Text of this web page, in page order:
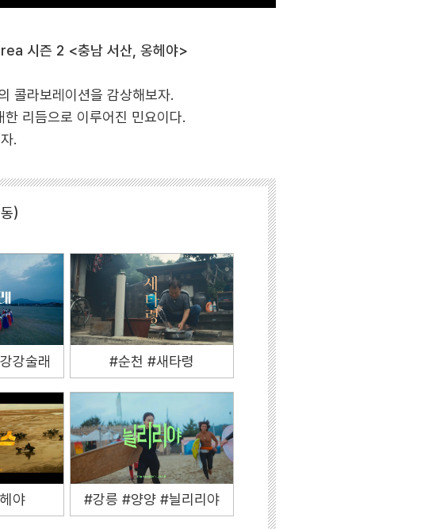
시즌 2 <충남 서산, 옹헤야>
콜라보레이션을 감상해보자.
리듬으로 이루어진 민요이다.
.
)
강술래 #순천 #새타령
야 #강릉 #양양 #늴리리야